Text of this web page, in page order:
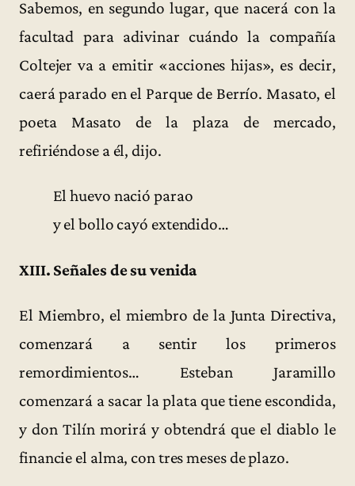
Sabemos, en segundo lugar, que nacerá con la
facultad para adivinar cuándo la compañía
Coltejer va a emitir «acciones hijas», es decir,
caerá parado en el Parque de Berrío. Masato, el
poeta Masato de la plaza de mercado,
refiriéndose a él, dijo.
El huevo nació parao
y el bollo cayó extendido…
XIII. Señales de su venida
El Miembro, el miembro de la Junta Directiva,
comenzará a sentir los primeros
remordimientos… Esteban Jaramillo
comenzará a sacar la plata que tiene escondida,
y don Tilín morirá y obtendrá que el diablo le
financie el alma, con tres meses de plazo.